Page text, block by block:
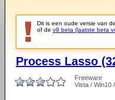
Dit is een oude versie van
of de v9 beta (laatste beta
Process Lasso
Freeware
Vista / Win10